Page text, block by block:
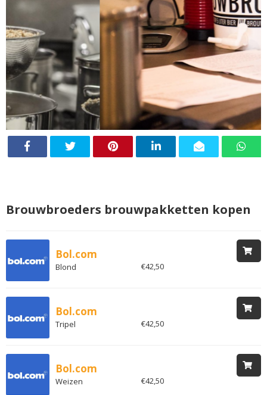
Brouwbroeders brouwpakketten kopen
Bol.com
Blond €42,50
Bol.com
Tripel €42,50
Bol.com
Weizen €42,50